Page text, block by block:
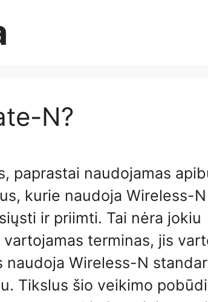
N?
paprastai naudojamas
kurie naudoja Wireless-
ir priimti. Tai nėra jokiu
terminas, jis
naudoja Wireless-N
Tikslus šio veikimo